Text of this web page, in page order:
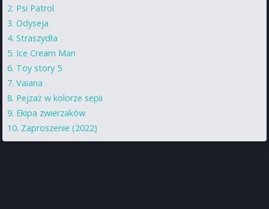
Psi Patrol
Odyseja
Straszydła
Ice Cream Man
Toy story 5
Vaiana
Pejzaż w kolorze sepii
Ekipa zwierzaków
Zaproszenie (2022)